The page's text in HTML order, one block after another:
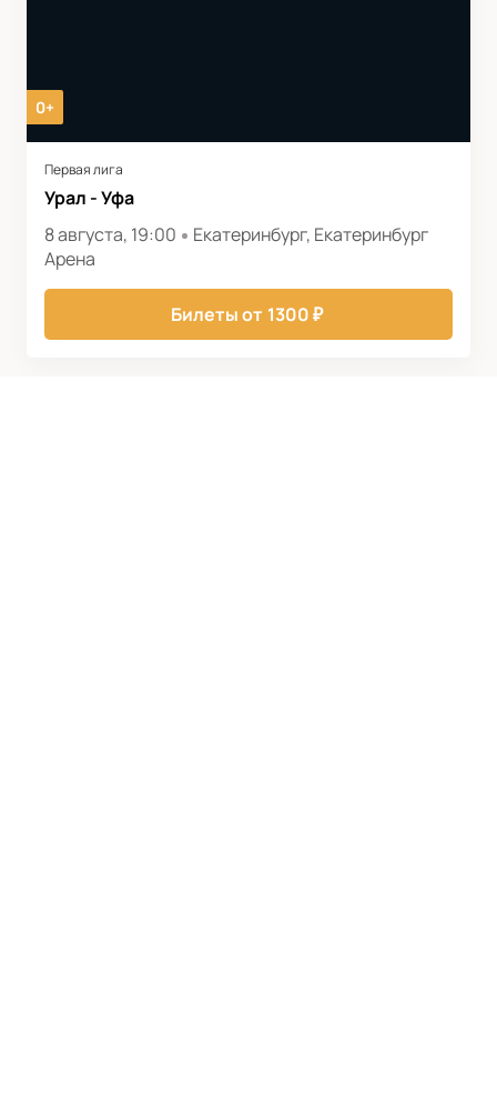
0+
Первая лига
Урал - Уфа
8 августа, 19:00
Екатеринбург, Екатеринбург
Арена
Билеты от 1300₽